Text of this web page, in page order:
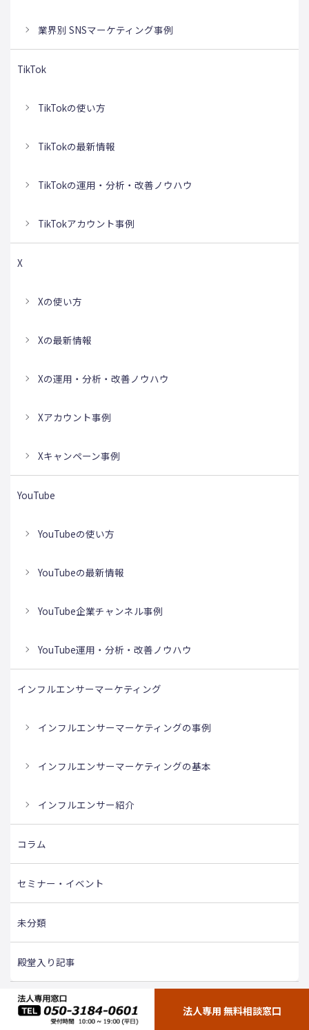
業界別 SNSマーケティング事例
TikTok
TikTokの使い方
TikTokの最新情報
TikTokの運用・分析・改善ノウハウ
TikTokアカウント事例
X
Xの使い方
Xの最新情報
Xの運用・分析・改善ノウハウ
Xアカウント事例
Xキャンペーン事例
YouTube
YouTubeの使い方
YouTubeの最新情報
YouTube企業チャンネル事例
YouTube運用・分析・改善ノウハウ
インフルエンサーマーケティング
インフルエンサーマーケティングの事例
インフルエンサーマーケティングの基本
インフルエンサー紹介
コラム
セミナー・イベント
未分類
殿堂入り記事
タグ 法人専用 無料相談窓口